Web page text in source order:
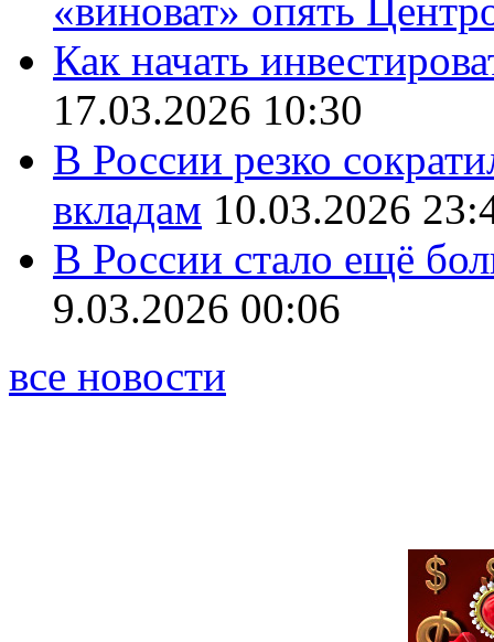
«виноват» опять
Как начать
17.03.2026 10:30
В России резко
вкладам 10.03.2026
В России стало ещё
9.03.2026 00:06
все новости